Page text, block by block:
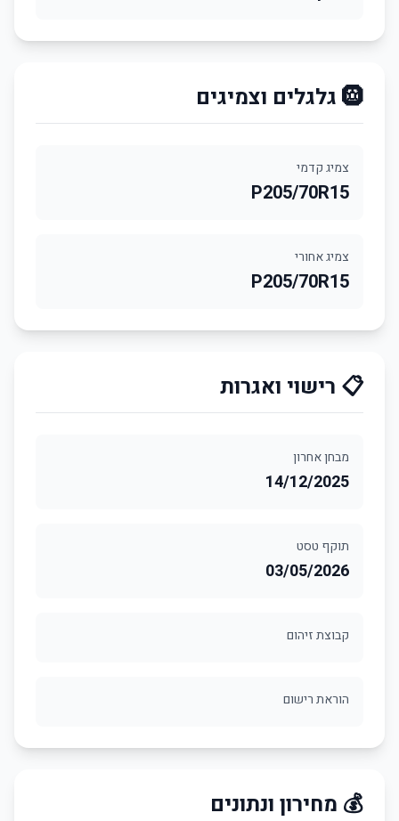
🛞 גלגלים וצמיגים
צמיג קדמי
P205/70R15
צמיג אחורי
P205/70R15
📋 רישוי ואגרות
מבחן אחרון
14/12/2025
תוקף טסט
03/05/2026
קבוצת זיהום
הוראת רישום
💰 מחירון ונתונים